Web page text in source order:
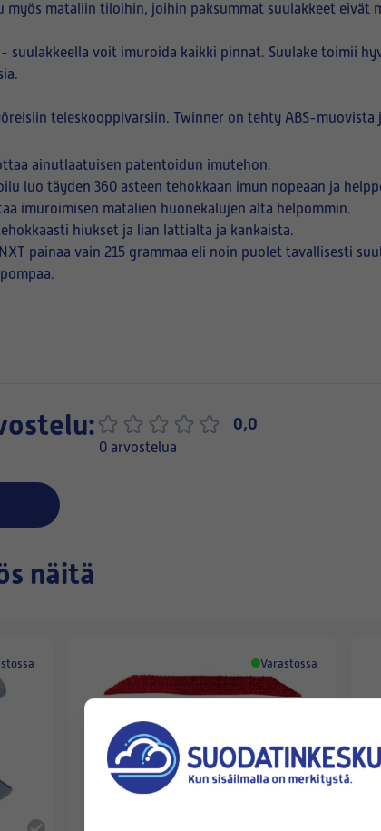
myös mataliin tiloihin, joihin paksummat suulakkeet eivät
- suulakkeella voit imuroida kaikki pinnat. Suulake
teleskooppivarsiin. Twinner on tehty ABS-muovista
ainutlaatuisen patentoidun imutehon.
luo täyden 360 asteen tehokkaan imun nopeaan ja
imuroimisen matalien huonekalujen alta helpommin.
hiukset ja lian lattialta ja kankaista.
painaa vain 215 grammaa eli noin puolet tavallisesti
0,0
0 arvostelua
näitä
Varastossa